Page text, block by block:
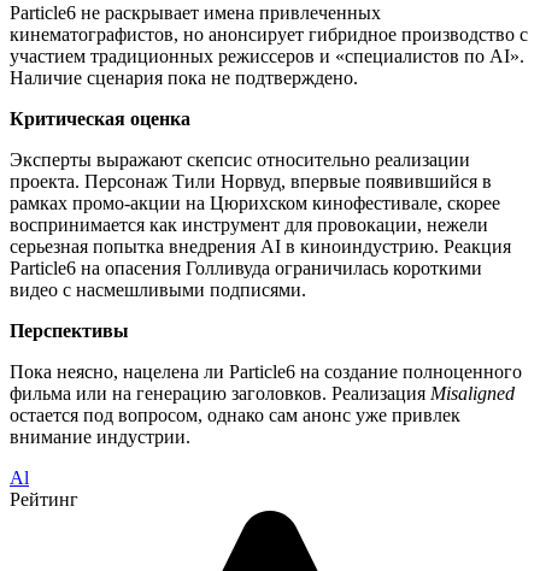
Particle6 не раскрывает имена привлеченных
кинематографистов, но анонсирует гибридное производство с
участием традиционных режиссеров и «специалистов по AI».
Наличие сценария пока не подтверждено.
Критическая оценка
Эксперты выражают скепсис относительно реализации
проекта. Персонаж Тили Норвуд, впервые появившийся в
рамках промо-акции на Цюрихском кинофестивале, скорее
воспринимается как инструмент для провокации, нежели
серьезная попытка внедрения AI в киноиндустрию. Реакция
Particle6 на опасения Голливуда ограничилась короткими
видео с насмешливыми подписями.
Перспективы
Пока неясно, нацелена ли Particle6 на создание полноценного
фильма или на генерацию заголовков. Реализация Misaligned
остается под вопросом, однако сам анонс уже привлек
внимание индустрии.
Al
Рейтинг